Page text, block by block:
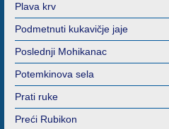
Plava krv
Podmetnuti kukavičje jaje
Poslednji Mohikanac
Potemkinova sela
Prati ruke
Preći Rubikon